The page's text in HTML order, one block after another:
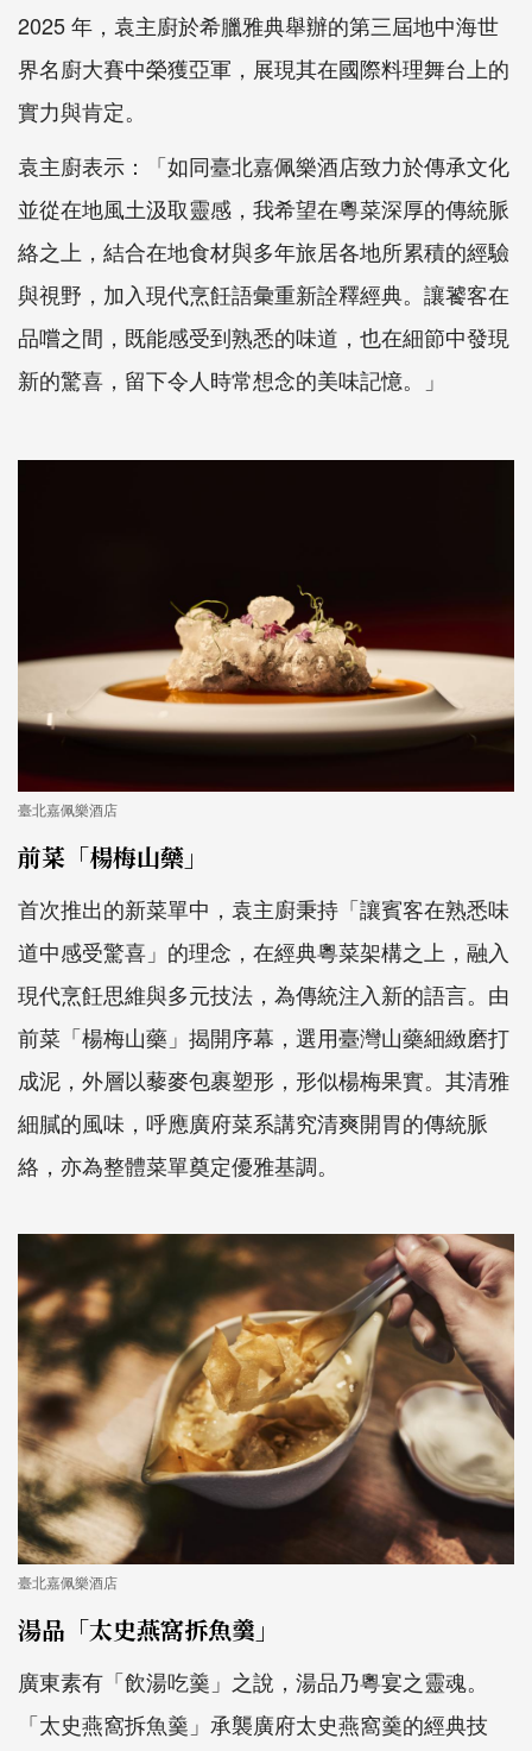
2025 年，袁主廚於希臘雅典舉辦的第三屆地中海世
界名廚大賽中榮獲亞軍，展現其在國際料理舞台上的
實力與肯定。
袁主廚表示：「如同臺北嘉佩樂酒店致力於傳承文化
並從在地風土汲取靈感，我希望在粵菜深厚的傳統脈
絡之上，結合在地食材與多年旅居各地所累積的經驗
與視野，加入現代烹飪語彙重新詮釋經典。讓饕客在
品嚐之間，既能感受到熟悉的味道，也在細節中發現
新的驚喜，留下令人時常想念的美味記憶。」
臺北嘉佩樂酒店
前菜「楊梅山藥」
首次推出的新菜單中，袁主廚秉持「讓賓客在熟悉味
道中感受驚喜」的理念，在經典粵菜架構之上，融入
現代烹飪思維與多元技法，為傳統注入新的語言。由
前菜「楊梅山藥」揭開序幕，選用臺灣山藥細緻磨打
成泥，外層以藜麥包裹塑形，形似楊梅果實。其清雅
細膩的風味，呼應廣府菜系講究清爽開胃的傳統脈
絡，亦為整體菜單奠定優雅基調。
臺北嘉佩樂酒店
湯品「太史燕窩拆魚羹」
廣東素有「飲湯吃羹」之說，湯品乃粵宴之靈魂。
「太史燕窩拆魚羹」承襲廣府太史燕窩羹的經典技